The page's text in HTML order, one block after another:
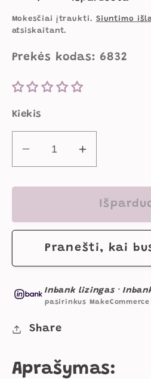
kaina
Mokesčiai įtraukti. Siuntimo
atsiskaitant.
Prekės kodas: 6832
Kiekis
Sumažinti
TinyMini
Lavinamasis
Kūdikiams
cm
Žaislais
Padidinti
TinyMini
Kilimėlis
Kūdikiams
82
cm
Su
Žaislais
Pranešti, kai
Inbank lizingas ·
pasirinkus
Share
Aprašymas: